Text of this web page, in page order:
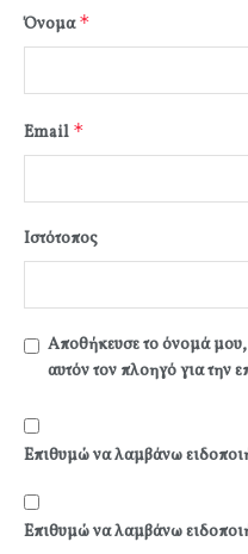
Όνομα*
Email *
Ιστότοπος
Αποθήκευσε το όνομά
αυτόν τον πλοηγό για
Επιθυμώ να λαμβάνω
Επιθυμώ να λαμβάνω